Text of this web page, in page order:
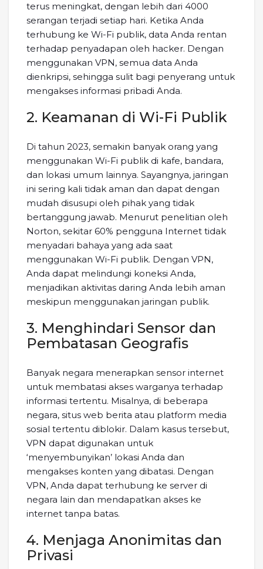
terus meningkat, dengan lebih dari 4000
serangan terjadi setiap hari. Ketika Anda
terhubung ke Wi-Fi publik, data Anda rentan
terhadap penyadapan oleh hacker. Dengan
menggunakan VPN, semua data Anda
dienkripsi, sehingga sulit bagi penyerang untuk
mengakses informasi pribadi Anda.
2. Keamanan di Wi-Fi Publik
Di tahun 2023, semakin banyak orang yang
menggunakan Wi-Fi publik di kafe, bandara,
dan lokasi umum lainnya. Sayangnya, jaringan
ini sering kali tidak aman dan dapat dengan
mudah disusupi oleh pihak yang tidak
bertanggung jawab. Menurut penelitian oleh
Norton, sekitar 60% pengguna Internet tidak
menyadari bahaya yang ada saat
menggunakan Wi-Fi publik. Dengan VPN,
Anda dapat melindungi koneksi Anda,
menjadikan aktivitas daring Anda lebih aman
meskipun menggunakan jaringan publik.
3. Menghindari Sensor dan
Pembatasan Geografis
Banyak negara menerapkan sensor internet
untuk membatasi akses warganya terhadap
informasi tertentu. Misalnya, di beberapa
negara, situs web berita atau platform media
sosial tertentu diblokir. Dalam kasus tersebut,
VPN dapat digunakan untuk
‘menyembunyikan’ lokasi Anda dan
mengakses konten yang dibatasi. Dengan
VPN, Anda dapat terhubung ke server di
negara lain dan mendapatkan akses ke
internet tanpa batas.
4. Menjaga Anonimitas dan
Privasi